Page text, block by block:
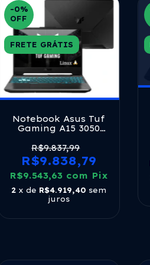
-0%
OFF
FRETE GRÁTIS
Notebook Asus Tuf
Gaming A15 3050
Linux Graphite
Black
R$9.837,99
R$9.838,79
R$9.543,63 com Pix
2 x de R$4.919,40 sem
juros